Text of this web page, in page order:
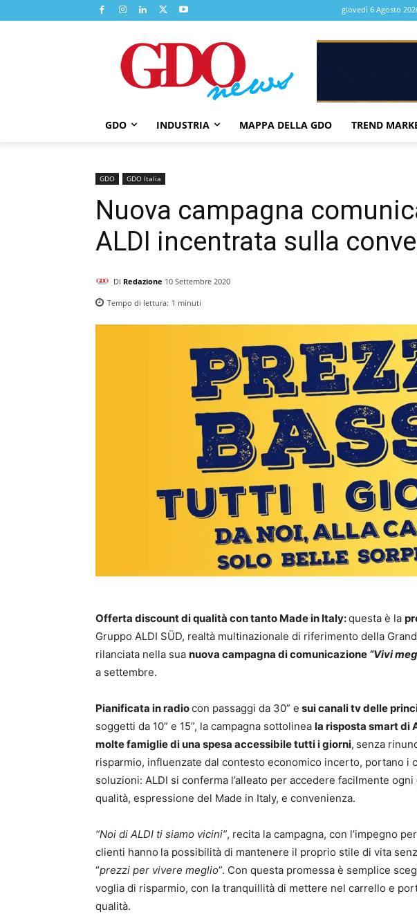
giovedì 6 Agosto
GDO INDUSTRIA MAPPA DELLA GDO TREND
GDO GDO Italia
Nuova campagna
ALDI incentrata sulla
Di Redazione 10 Settembre 2020
Tempo di lettura: 1 minuti
Offerta discount di qualità con tanto Made in Italy:questa è la
Gruppo ALDI SÜD, realtà multinazionale di riferimento della
rilanciata nella sua nuova campagna di comunicazione “Vivi
a settembre.
Pianificata in radiocon passaggi da 30” e sui canali tv delle
soggetti da 10” e 15”, la campagna sottolinea la risposta smart di
molte famiglie di una spesa accessibile tutti i giorni, senza
risparmio, influenzate dal contesto economico incerto, portano i
soluzioni: ALDI si conferma l’alleato per accedere facilmente
qualità, espressione del Made in Italy, e convenienza.
“Noi di ALDI ti siamo vicini”, recita la campagna, con l’impegno per
clienti hanno la possibilità di mantenere il proprio stile di vita
“prezzi per vivere meglio”. Con questa promessa è semplice
voglia di risparmio, con la tranquillità di mettere nel carrello e
qualità.